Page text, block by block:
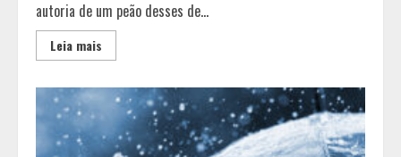
autoria de um peão desses de...
Leia mais